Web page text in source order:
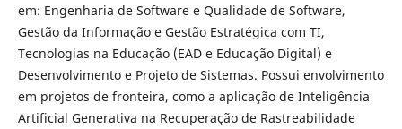
em: Engenharia de Software e Qualidade de Software,
Gestão da Informação e Gestão Estratégica com TI,
Tecnologias na Educação (EAD e Educação Digital) e
Desenvolvimento e Projeto de Sistemas. Possui envolvimento
em projetos de fronteira, como a aplicação de Inteligência
Artificial Generativa na Recuperação de Rastreabilidade